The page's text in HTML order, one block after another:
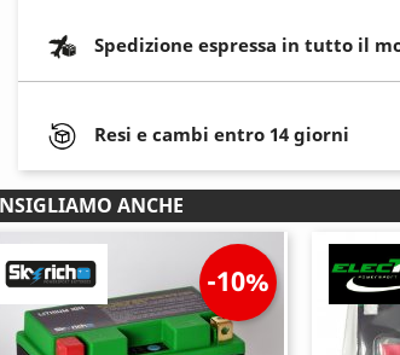
Spedizione espressa in tutto il
Resi e cambi entro 14 giorni
ANCHE
-10%